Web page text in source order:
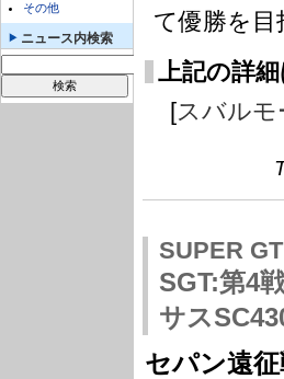
その他
ニュース内検索
て優勝を
上記の詳
[スバルモ
SUPER GT
SGT:第4
サス
セパン遠